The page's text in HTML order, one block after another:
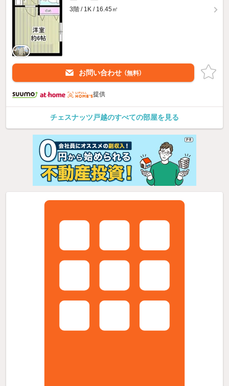
3階 / 1K / 16.45㎡
お問い合わせ （無料）
提供
チェスナッツ戸越のすべての部屋を見る